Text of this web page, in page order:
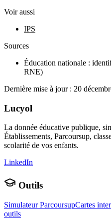
Voir aussi
IPS
Sources
Éducation nationale :
RNE)
Dernière mise à jour : 20
Lucyol
La donnée éducative publique,
Établissements, Parcoursup,
scolarité de vos enfants.
LinkedIn
Outils
Simulateur ParcoursupCartes
outils